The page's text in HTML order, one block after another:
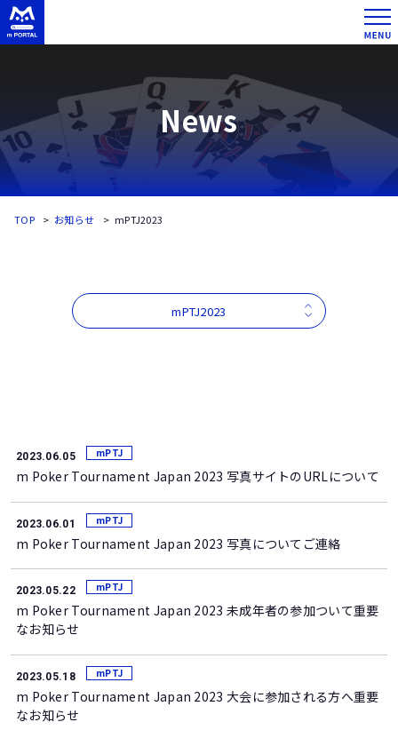
News
TOP お知らせ mPTJ2023
mPTJ2023
2023.06.05 mPTJ
m Poker Tournament Japan 2023 写真サイトのURLについて
2023.06.01 mPTJ
m Poker Tournament Japan 2023 写真についてご連絡
2023.05.22 mPTJ
m Poker Tournament Japan 2023 未成年者の参加ついて重要
なお知らせ
2023.05.18 mPTJ
m Poker Tournament Japan 2023 大会に参加される方へ重要
なお知らせ